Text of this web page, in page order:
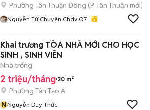
Phường Tân Thuận Đông (P. Tân Thuận mới)
Nguyễn Từ Chuyên Chdv Q7
Khai trương TÒA NHÀ MỚI CHO HỌC
SINH , SINH VIÊN
Nhà trống
2 triệu/tháng 20 m²
Phường Tân Tạo A
NNguyễn Duy Thức